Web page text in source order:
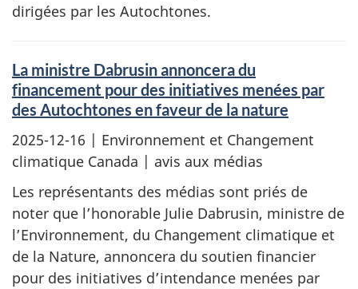
dirigées par les Autochtones.
La ministre Dabrusin annoncera du
financement pour des initiatives menées par
des Autochtones en faveur de la nature
2025-12-16 | Environnement et Changement
climatique Canada | avis aux médias
Les représentants des médias sont priés de
noter que l’honorable Julie Dabrusin, ministre de
l’Environnement, du Changement climatique et
de la Nature, annoncera du soutien financier
pour des initiatives d’intendance menées par